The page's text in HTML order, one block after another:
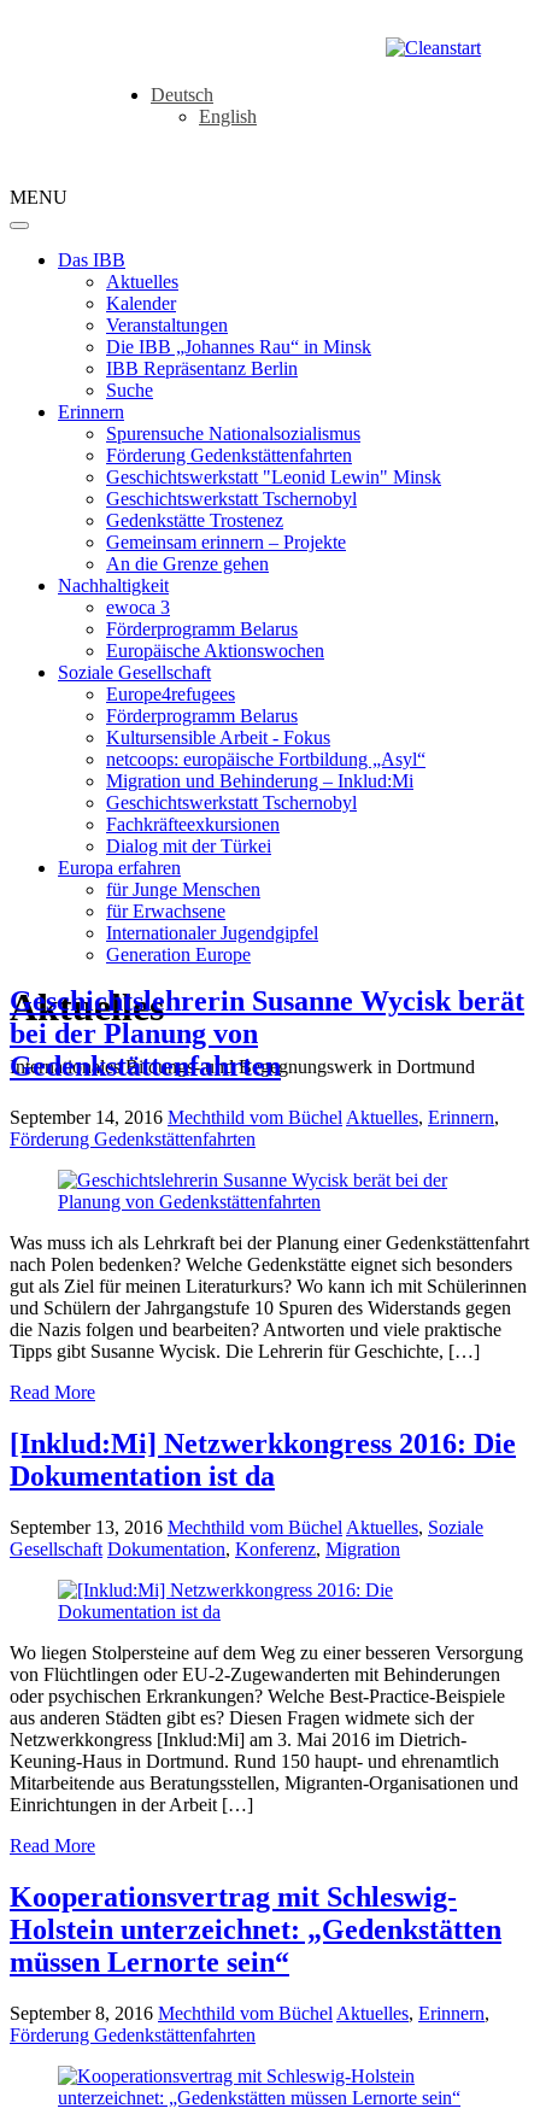
Deutsch
English
MENU
Das IBB
Aktuelles
Kalender
Veranstaltungen
Die IBB „Johannes Rau“ in Minsk
IBB Repräsentanz Berlin
Suche
Erinnern
Spurensuche Nationalsozialismus
Förderung Gedenkstättenfahrten
Geschichtswerkstatt "Leonid Lewin" Minsk
Geschichtswerkstatt Tschernobyl
Gedenkstätte Trostenez
Gemeinsam erinnern – Projekte
An die Grenze gehen
Nachhaltigkeit
ewoca 3
Förderprogramm Belarus
Europäische Aktionswochen
Soziale Gesellschaft
Europe4refugees
Förderprogramm Belarus
Kultursensible Arbeit - Fokus
netcoops: europäische Fortbildung „Asyl“
Migration und Behinderung – Inklud:Mi
Geschichtswerkstatt Tschernobyl
Fachkräfteexkursionen
Dialog mit der Türkei
Europa erfahren
für Junge Menschen
für Erwachsene
Internationaler Jugendgipfel
Generation Europe
Aktuelles
Internationales Bildungs- und Begegnungswerk in Dortmund
Geschichtslehrerin Susanne Wycisk berät
bei der Planung von
Gedenkstättenfahrten
September 14, 2016 Mechthild vom Büchel Aktuelles, Erinnern,
Förderung Gedenkstättenfahrten
Was muss ich als Lehrkraft bei der Planung einer Gedenkstättenfahrt
nach Polen bedenken? Welche Gedenkstätte eignet sich besonders
gut als Ziel für meinen Literaturkurs? Wo kann ich mit Schülerinnen
und Schülern der Jahrgangstufe 10 Spuren des Widerstands gegen
die Nazis folgen und bearbeiten? Antworten und viele praktische
Tipps gibt Susanne Wycisk. Die Lehrerin für Geschichte, […]
Read More
[Inklud:Mi] Netzwerkkongress 2016: Die
Dokumentation ist da
September 13, 2016 Mechthild vom Büchel Aktuelles, Soziale
Gesellschaft Dokumentation, Konferenz, Migration
Wo liegen Stolpersteine auf dem Weg zu einer besseren Versorgung
von Flüchtlingen oder EU-2-Zugewanderten mit Behinderungen
oder psychischen Erkrankungen? Welche Best-Practice-Beispiele
aus anderen Städten gibt es? Diesen Fragen widmete sich der
Netzwerkkongress [Inklud:Mi] am 3. Mai 2016 im Dietrich-
Keuning-Haus in Dortmund. Rund 150 haupt- und ehrenamtlich
Mitarbeitende aus Beratungsstellen, Migranten-Organisationen und
Einrichtungen in der Arbeit […]
Read More
Kooperationsvertrag mit Schleswig-
Holstein unterzeichnet: „Gedenkstätten
müssen Lernorte sein“
September 8, 2016 Mechthild vom Büchel Aktuelles, Erinnern,
Förderung Gedenkstättenfahrten